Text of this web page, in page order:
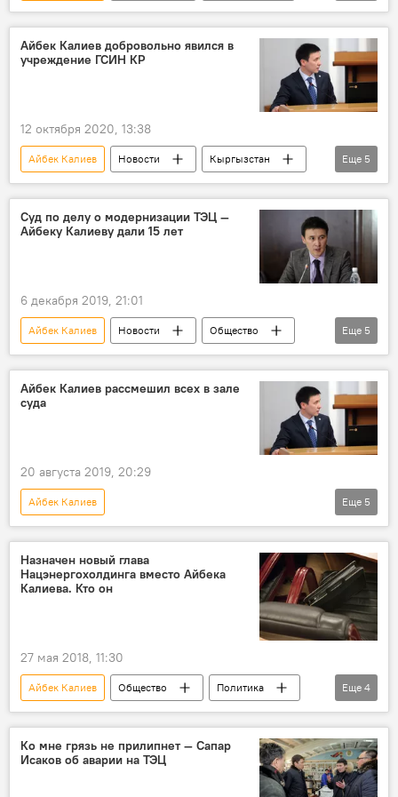
Кыргызстан
ТЭЦ
Салайдин Авазов
освобождение
Айбек Калиев добровольно явился в
учреждение ГСИН КР
12 октября 2020, 13:38
Айбек Калиев Новости
Кыргызстан
Происшествия
Политика
Ситуация в Кыргызстане после парламентских выборов
Бишкек
ГКНБ
Еще 5
Суд по делу о модернизации ТЭЦ —
Айбеку Калиеву дали 15 лет
6 декабря 2019, 21:01
Айбек Калиев Новости
Общество
Кыргызстан
приговор
суд
Уголовные дела и задержания по делу о ТЭЦ
Происшествия
Еще 5
Айбек Калиев рассмешил всех в зале
суда
20 августа 2019, 20:29
Айбек Калиев
Уголовные дела и задержания по делу о ТЭЦ
Общество
суд
Еще 5
Назначен новый глава
Нацэнергохолдинга вместо Айбека
Калиева. Кто он
27 мая 2018, 11:30
Айбек Калиев Общество
Политика
Новости
Кыргызстан
Кадровые перестановки в Кыргызстане
Азамат Абдыкадыров
Еще 4
Ко мне грязь не прилипнет — Сапар
Исаков об аварии на ТЭЦ